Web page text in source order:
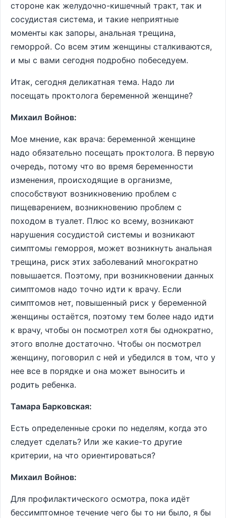
стороне как желудочно-кишечный тракт, так и
сосудистая система, и такие неприятные
моменты как запоры, анальная трещина,
геморрой. Со всем этим женщины сталкиваются,
и мы с вами сегодня подробно побеседуем.
Итак, сегодня деликатная тема. Надо ли
посещать проктолога беременной женщине?
Михаил Войнов:
Мое мнение, как врача: беременной женщине
надо обязательно посещать проктолога. В первую
очередь, потому что во время беременности
изменения, происходящие в организме,
способствуют возникновению проблем с
пищеварением, возникновению проблем с
походом в туалет. Плюс ко всему, возникают
нарушения сосудистой системы и возникают
симптомы геморроя, может возникнуть анальная
трещина, риск этих заболеваний многократно
повышается. Поэтому, при возникновении данных
симптомов надо точно идти к врачу. Если
симптомов нет, повышенный риск у беременной
женщины остаётся, поэтому тем более надо идти
к врачу, чтобы он посмотрел хотя бы однократно,
этого вполне достаточно. Чтобы он посмотрел
женщину, поговорил с ней и убедился в том, что у
нее все в порядке и она может выносить и
родить ребенка.
Тамара Барковская:
Есть определенные сроки по неделям, когда это
следует сделать? Или же какие-то другие
критерии, на что ориентироваться?
Михаил Войнов:
Для профилактического осмотра, пока идёт
бессимптомное течение чего бы то ни было, я бы